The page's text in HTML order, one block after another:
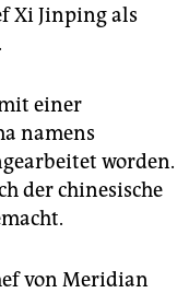
Xi Jinping als
einer
namens
worden.
der chinesische
von Meridian